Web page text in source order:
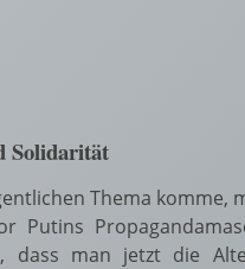
Solidarität
Thema komme,
Putins
dass man jetzt die